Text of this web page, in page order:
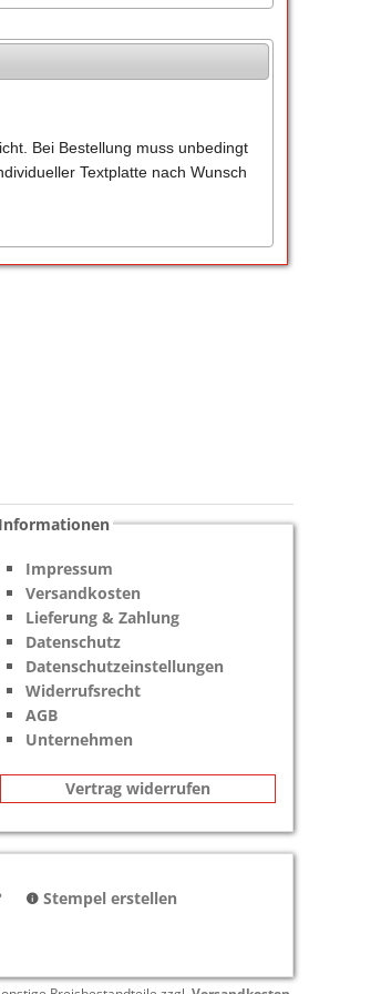
Bei Bestellung muss unbedingt
Textplatte nach Wunsch
Informationen
Impressum
Versandkosten
Lieferung & Zahlung
Datenschutz
Datenschutzeinstellungen
Widerrufsrecht
AGB
Unternehmen
Vertrag widerrufen
Stempel erstellen